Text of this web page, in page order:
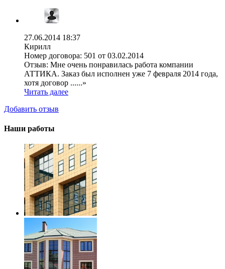
27.06.2014 18:37
Кирилл
Номер договора: 501 от 03.02.2014
Отзыв: Мне очень понравилась работа компании
АТТИКА. Заказ был исполнен уже 7 февраля 2014 года,
хотя договор ......»
Читать далее
Добавить отзыв
Наши работы